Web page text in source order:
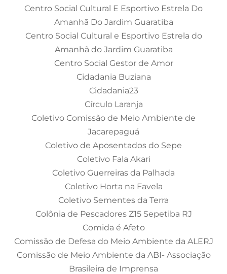
Centro Social Cultural E Esportivo Estrela Do
Amanhã Do Jardim Guaratiba
Centro Social Cultural e Esportivo Estrela do
Amanhã do Jardim Guaratiba
Centro Social Gestor de Amor
Cidadania Buziana
Cidadania23
Círculo Laranja
Coletivo Comissão de Meio Ambiente de
Jacarepaguá
Coletivo de Aposentados do Sepe
Coletivo Fala Akari
Coletivo Guerreiras da Palhada
Coletivo Horta na Favela
Coletivo Sementes da Terra
Colônia de Pescadores Z15 Sepetiba RJ
Comida é Afeto
Comissão de Defesa do Meio Ambiente da ALERJ
Comissão de Meio Ambiente da ABI- Associação
Brasileira de Imprensa